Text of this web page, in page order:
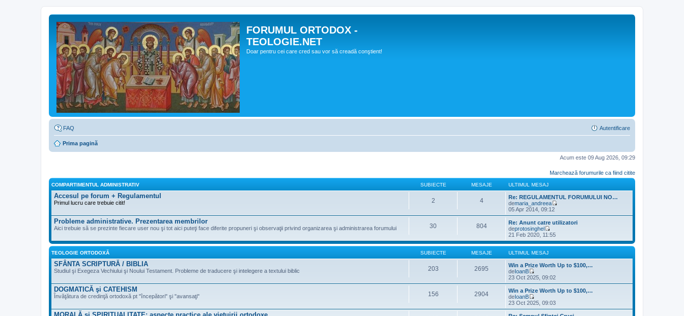
FORUMUL ORTODOX -
TEOLOGIE.NET
Doar pentru cei care cred sau vor să creadă conştient!
FAQ Autentificare
Prima pagină
Acum este 09 Aug 2026, 09:29
Marchează forumurile ca fiind citite
COMPARTIMENTUL ADMINISTRATIV SUBIECTE MESAJE ULTIMUL MESAJ
Accesul pe forum + Regulamentul
Primul lucru care trebuie citit! 2 4
Re: REGULAMENTUL FORUMULUI NO…
demaria_andreea
e
z
i
t
u
l
s
a
05 Apr 2014, 09:12
Probleme administrative. Prezentarea membrilor
Aici trebuie să se prezinte fiecare user nou şi tot aici puteţi face diferite propuneri şi observaţii privind organizarea şi administrarea forumului 30 804
Re: Anunt catre utilizatori
deprotosinghel
V
e
z
u
l
i
m
u
l
m
e
21 Feb 2020, 11:55
TEOLOGIE ORTODOXĂ SUBIECTE MESAJE ULTIMUL MESAJ
SFÂNTA SCRIPTURĂ / BIBLIA
Studiul şi Exegeza Vechiului şi Noului Testament. Probleme de traducere şi intelegere a textului biblic 203 2695
Win a Prize Worth Up to $100,…
deIoanB
V
e
z
i
u
l
23 Oct 2025, 09:02
DOGMATICĂ şi CATEHISM
Învăţătura de credinţă ortodoxă pt "începători" şi "avansaţi" 156 2904
Win a Prize Worth Up to $100,…
deIoanB
V
e
z
23 Oct 2025, 09:03
MORALĂ şi SPIRITUALITATE: aspecte practice ale vieţuirii ortodoxe